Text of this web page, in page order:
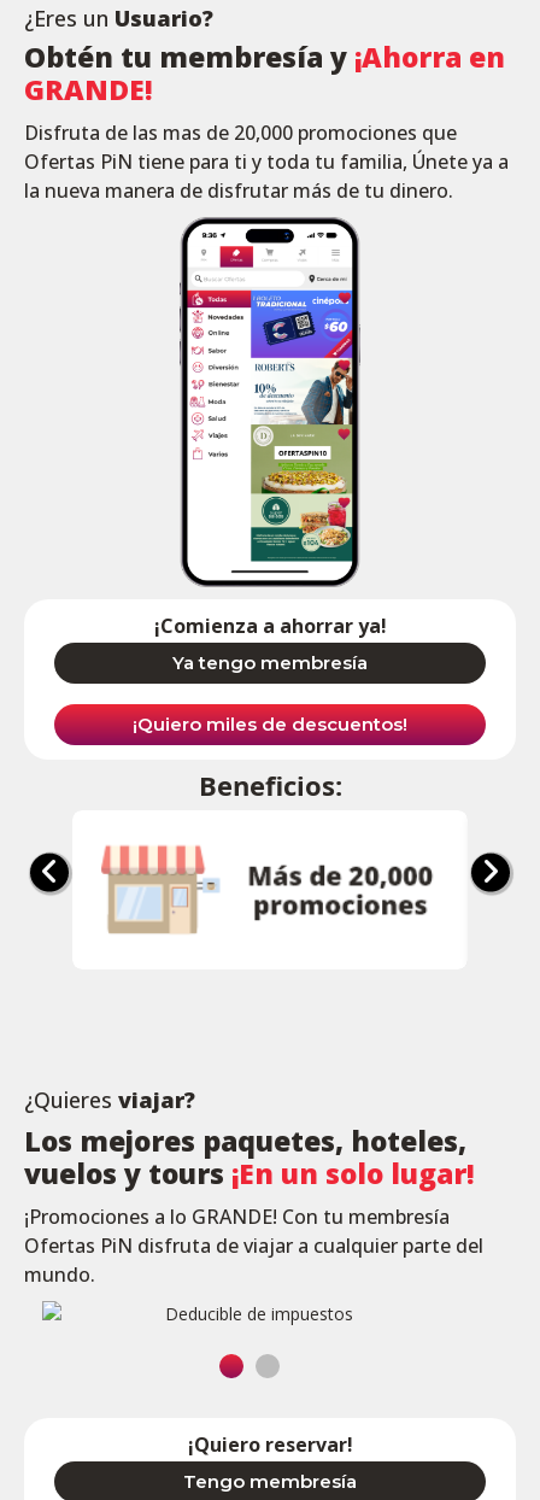
¿Eres un Usuario?
Obtén tu membresía y ¡Ahorra en
GRANDE!
Disfruta de las mas de 20,000 promociones que
Ofertas PiN tiene para ti y toda tu familia, Únete ya a
la nueva manera de disfrutar más de tu dinero.
¡Comienza a ahorrar ya!
Ya tengo membresía
¡Quiero miles de descuentos!
Beneficios:
¿Quieresviajar?
Los mejores paquetes, hoteles,
vuelos y tours ¡En un solo lugar!
¡Promociones a lo GRANDE! Con tu membresía
Ofertas PiN disfruta de viajar a cualquier parte del
mundo.
¡Quiero reservar!
Tengo membresía